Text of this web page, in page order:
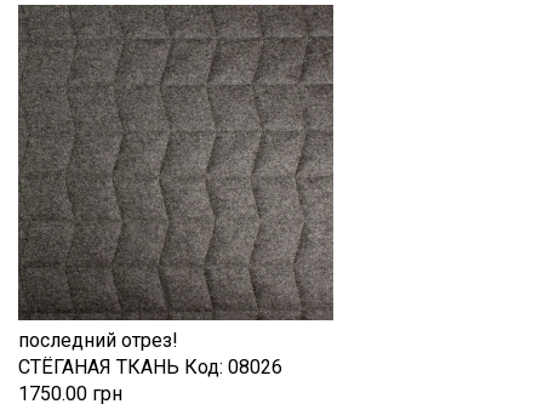
последний отрез!
СТЁГАНАЯ ТКАНЬ Код: 08026
1750.00 грн